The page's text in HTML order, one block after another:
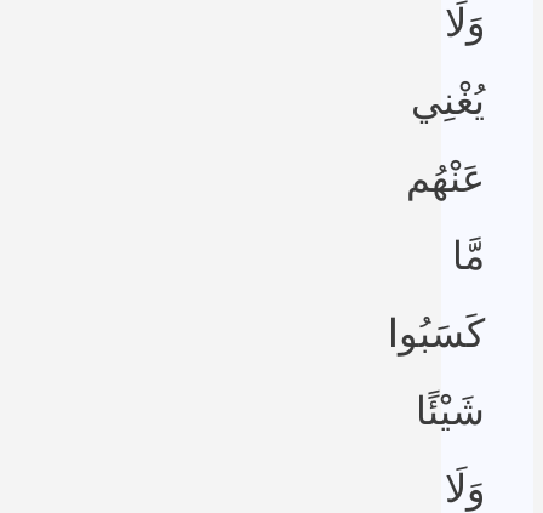
وَلَا
يُغْنِي
عَنْهُم
مَّا
كَسَبُوا
شَيْئًا
وَلَا